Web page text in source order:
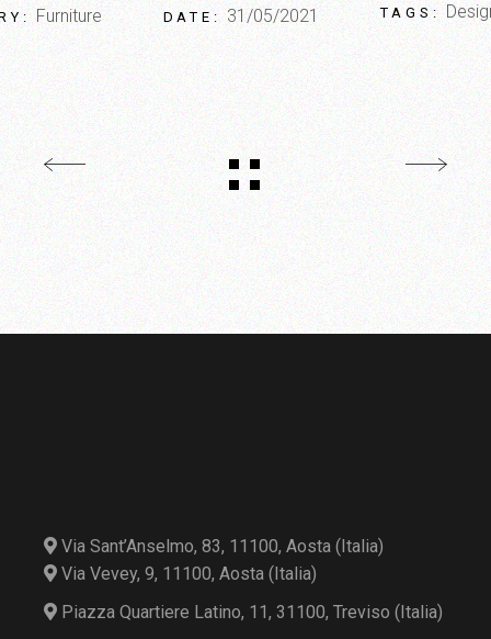
Furniture DATE: 31/05/2021 TAGS:
Via Sant’Anselmo, 83, 11100, Aosta (Italia)
Via Vevey, 9, 11100, Aosta (Italia)
Piazza Quartiere Latino, 11, 31100, Treviso (Italia)